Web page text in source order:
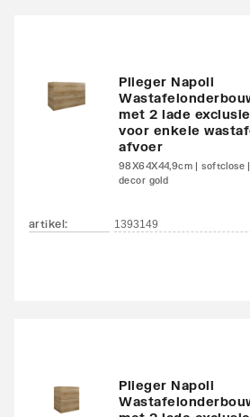
Plieger Napoli
met 2 lade
voor enkele
afvoer
98X64X44,9cm | softclose
decor gold
artikel: 1393149
Plieger Napoli